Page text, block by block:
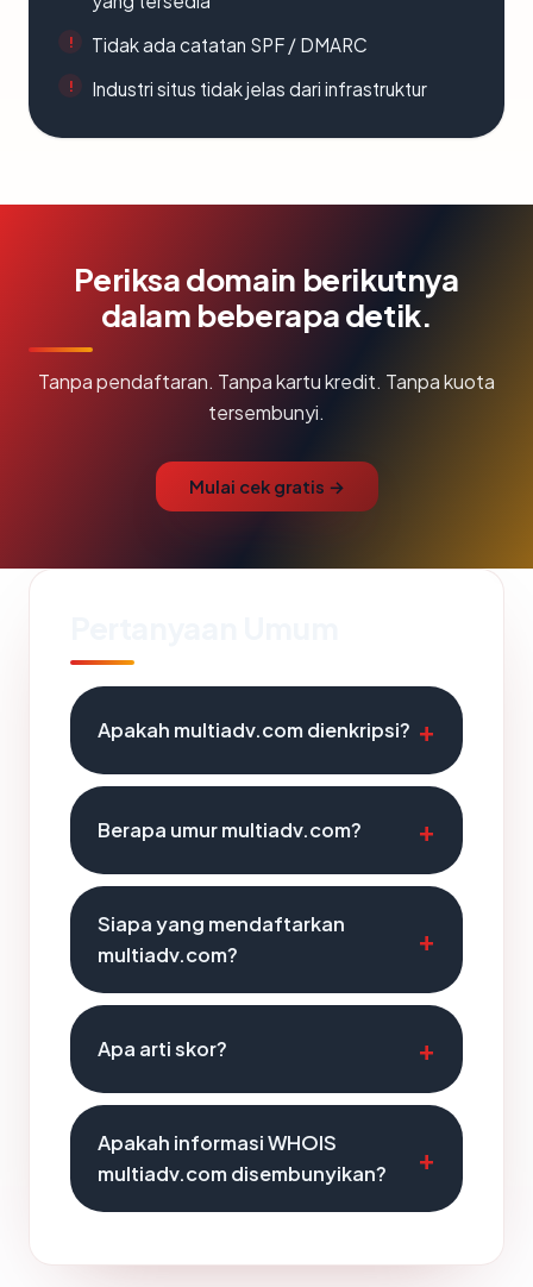
Tidak ada catatan SPF / DMARC
Industri situs tidak jelas dari infrastruktur
Periksa domain berikutnya
dalam beberapa detik.
Tanpa pendaftaran. Tanpa kartu kredit. Tanpa kuota
tersembunyi.
Mulai cek gratis →
Apakah multiadv.com dienkripsi?
Berapa umur multiadv.com?
Siapa yang mendaftarkan
multiadv.com?
Apa arti skor?
Apakah informasi WHOIS
multiadv.com disembunyikan?